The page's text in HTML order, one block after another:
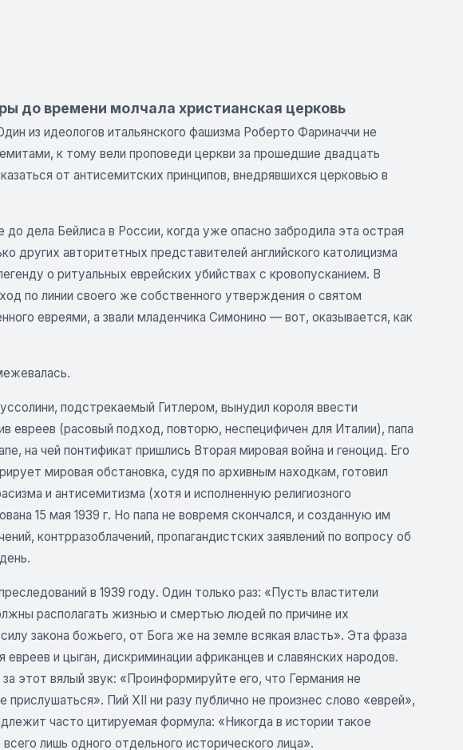
до времени молчала христианская церковь
из идеологов итальянского фашизма Роберто Фариначчи не
к тому вели проповеди церкви за прошедшие двадцать
от антисемитских принципов, внедрявшихся церковью в
дела Бейлиса в России, когда уже опасно забродила эта острая
других авторитетных представителей английского католицизма
о ритуальных еврейских убийствах с кровопусканием. В
по линии своего же собственного утверждения о святом
евреями, а звали младенчика Симонино — вот, оказывается, как
подстрекаемый Гитлером, вынудил короля ввести
евреев (расовый подход, повторю, неспецифичен для Италии), папа
на чей понтификат пришлись Вторая мировая война и геноцид. Его
мировая обстановка, судя по архивным находкам, готовил
и антисемитизма (хотя и исполненную религиозного
15 мая 1939 г. Но папа не вовремя скончался, и созданную им
контрразоблачений, пропагандистских заявлений по вопросу об
в 1939 году. Один только раз: «Пусть властители
располагать жизнью и смертью людей по причине их
закона божьего, от Бога же на земле всякая власть». Эта фраза
и цыган, дискриминации африканцев и славянских народов.
этот вялый звук: «Проинформируйте его, что Германия не
Пий XII ни разу публично не произнес слово «еврей»,
часто цитируемая формула: «Никогда в истории такое
лишь одного отдельного исторического лица».